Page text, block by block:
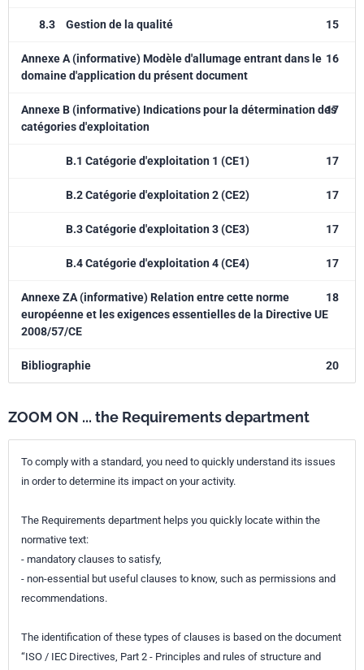
8.3 Gestion de la qualité 15
Annexe A (informative) Modèle d'allumage entrant dans le
domaine d'application du présent document
16
Annexe B (informative) Indications pour la détermination des
catégories d'exploitation
17
B.1 Catégorie d'exploitation 1 (CE1) 17
B.2 Catégorie d'exploitation 2 (CE2) 17
B.3 Catégorie d'exploitation 3 (CE3) 17
B.4 Catégorie d'exploitation 4 (CE4) 17
Annexe ZA (informative) Relation entre cette norme
européenne et les exigences essentielles de la Directive UE
2008/57/CE
18
Bibliographie 20
ZOOM ON ... the Requirements department
To comply with a standard, you need to quickly understand its issues
in order to determine its impact on your activity.
The Requirements department helps you quickly locate within the
normative text:
- mandatory clauses to satisfy,
- non-essential but useful clauses to know, such as permissions and
recommendations.
The identification of these types of clauses is based on the document
“ISO / IEC Directives, Part 2 - Principles and rules of structure and